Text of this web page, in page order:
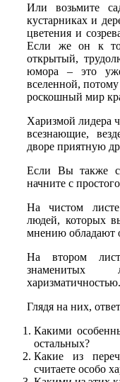
Или возьмите
кустарниках и
цветения и
Если же он к
открытый,
юмора – это
вселенной,
роскошный мир
Харизмой лидера
всезнающие,
дворе приятную
Если Вы также
начните с
На чистом
людей, которых
мнению обладают
На втором
знаменитых
харизматичностью.
Глядя на них,
Какими
остальных?
Какие из
считаете особо